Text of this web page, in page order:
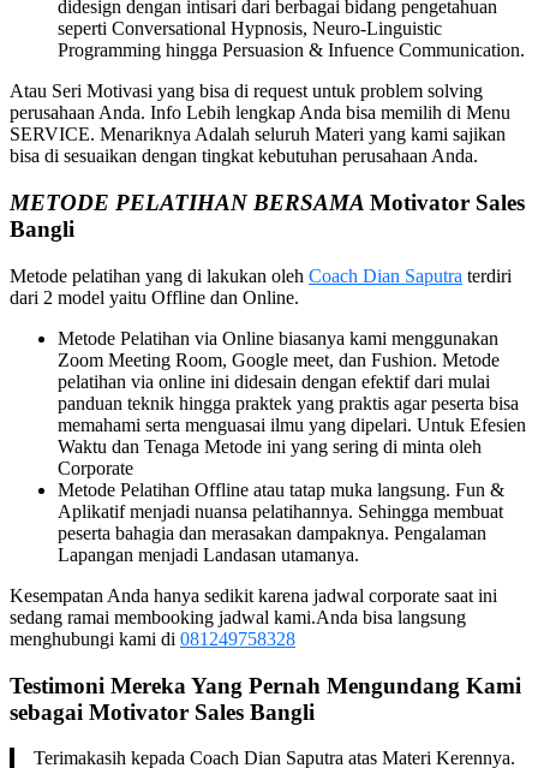
didesign dengan intisari dari berbagai bidang pengetahuan
seperti Conversational Hypnosis, Neuro-Linguistic
Programming hingga Persuasion & Infuence Communication.
Atau Seri Motivasi yang bisa di request untuk problem solving
perusahaan Anda. Info Lebih lengkap Anda bisa memilih di Menu
SERVICE. Menariknya Adalah seluruh Materi yang kami sajikan
bisa di sesuaikan dengan tingkat kebutuhan perusahaan Anda.
METODE PELATIHAN BERSAMA Motivator Sales
Bangli
Metode pelatihan yang di lakukan oleh Coach Dian Saputra terdiri
dari 2 model yaitu Offline dan Online.
Metode Pelatihan via Online biasanya kami menggunakan
Zoom Meeting Room, Google meet, dan Fushion. Metode
pelatihan via online ini didesain dengan efektif dari mulai
panduan teknik hingga praktek yang praktis agar peserta bisa
memahami serta menguasai ilmu yang dipelari. Untuk Efesien
Waktu dan Tenaga Metode ini yang sering di minta oleh
Corporate
Metode Pelatihan Offline atau tatap muka langsung. Fun &
Aplikatif menjadi nuansa pelatihannya. Sehingga membuat
peserta bahagia dan merasakan dampaknya. Pengalaman
Lapangan menjadi Landasan utamanya.
Kesempatan Anda hanya sedikit karena jadwal corporate saat ini
sedang ramai membooking jadwal kami.Anda bisa langsung
menghubungi kami di 081249758328
Testimoni Mereka Yang Pernah Mengundang Kami
sebagai Motivator Sales Bangli
Terimakasih kepada Coach Dian Saputra atas Materi Kerennya.